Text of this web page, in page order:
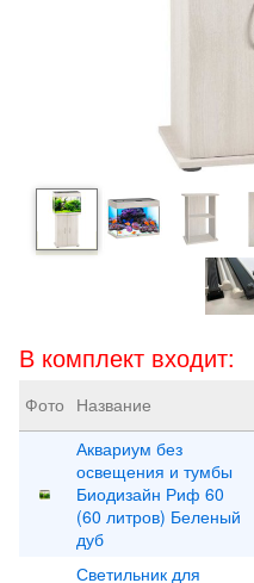
В комплект входит:
Фото Название
Аквариум без
освещения и тумбы
Биодизайн Риф 60
(60 литров) Беленый
дуб
Светильник для